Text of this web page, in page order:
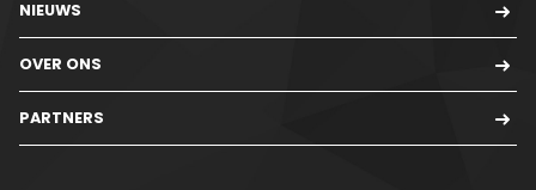
NIEUWS
OVER ONS
PARTNERS